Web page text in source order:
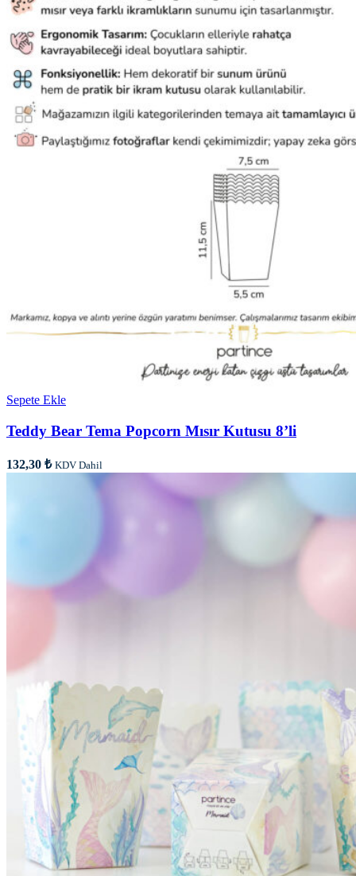
Sepete Ekle
Teddy Bear Tema Popcorn Mısır Kutusu 8’li
132,30 ₺ KDV Dahil